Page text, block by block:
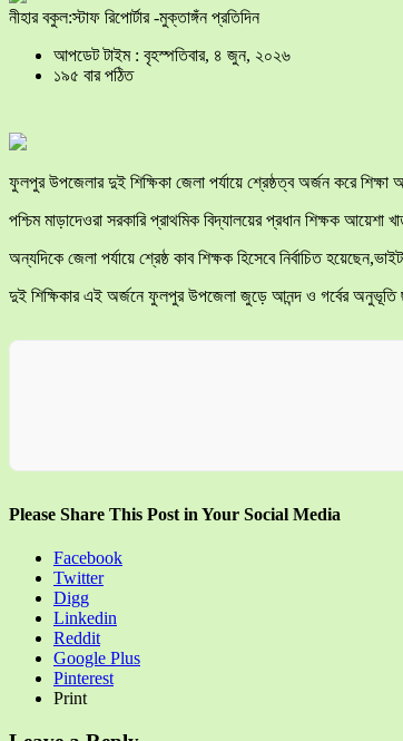
নীহার বকুল:স্টাফ রিপোর্টার -মুক্তাঙ্গঁন প্রতিদিন
আপডেট টাইম : বৃহস্পতিবার, ৪ জুন, ২০২৬
১৯৫ বার পঠিত
ফুলপুর উপজেলার দুই শিক্ষিকা জেলা পর্যায়ে শ্রেষ্ঠত্ব অর্জন করে
পশ্চিম মাড়াদেওরা সরকারি প্রাথমিক বিদ্যালয়ের প্রধান শিক্ষক আয়েশা
অন্যদিকে জেলা পর্যায়ে শ্রেষ্ঠ কাব শিক্ষক হিসেবে নির্বাচিত
দুই শিক্ষিকার এই অর্জনে ফুলপুর উপজেলা জুড়ে আনন্দ ও গর্বের অনুভূতি
Please Share This Post in Your Social Media
Facebook
Twitter
Digg
Linkedin
Reddit
Google Plus
Pinterest
Print